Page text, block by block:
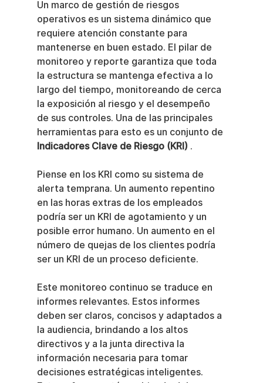
Un marco de gestión de riesgos
operativos es un sistema dinámico que
requiere atención constante para
mantenerse en buen estado. El pilar de
monitoreo y reporte garantiza que toda
la estructura se mantenga efectiva a lo
largo del tiempo, monitoreando de cerca
la exposición al riesgo y el desempeño
de sus controles. Una de las principales
herramientas para esto es un conjunto de
Indicadores Clave de Riesgo (KRI) .
Piense en los KRI como su sistema de
alerta temprana. Un aumento repentino
en las horas extras de los empleados
podría ser un KRI de agotamiento y un
posible error humano. Un aumento en el
número de quejas de los clientes podría
ser un KRI de un proceso deficiente.
Este monitoreo continuo se traduce en
informes relevantes. Estos informes
deben ser claros, concisos y adaptados a
la audiencia, brindando a los altos
directivos y a la junta directiva la
información necesaria para tomar
decisiones estratégicas inteligentes.